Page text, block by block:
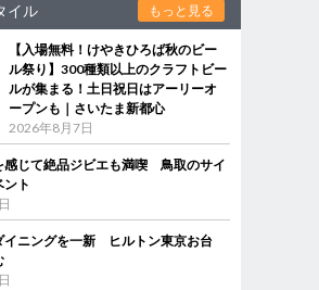
イル もっと見る
【入場無料！けやきひろば秋のビー
ル祭り】300種類以上のクラフトビー
ルが集まる！土日祝日はアーリーオ
ープンも｜さいたま新都心
2026年8月7日
感じて絶品ジビエも満喫 鳥取のサイ
ント
イニングを一新 ヒルトン東京お台